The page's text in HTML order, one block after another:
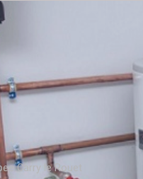
Carry le Rouet